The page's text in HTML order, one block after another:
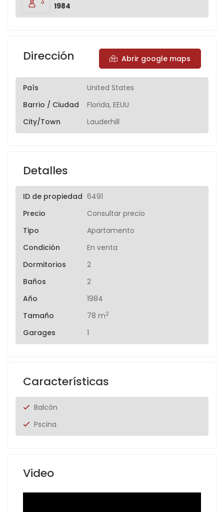
1984
Dirección Abrir google maps
País
United States
Barrio / Ciudad
Florida, EEUU
City/Town
Lauderhill
Detalles
ID de propiedad 6491
Precio
Consultar precio
Tipo
Apartamento
Condición
En venta
Dormitorios
2
Baños
2
Año
1984
Tamaño
78 m2
Garages 1
Características
Balcón
Pscina
Video